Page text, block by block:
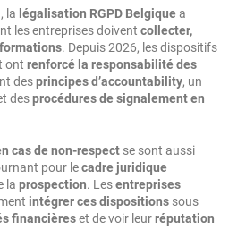
la légalisation RGPD Belgiquea
les entreprises doivent collecter,
. Depuis 2026, les dispositifs
ont renforcé la responsabilité des
desprincipes d’accountability, un
desprocédures de signalement en
cas de non-respect se sont aussi
pour lecadre juridique
la prospection. Lesentreprises
intégrer ces dispositions sous
financièreset de voir leurréputation